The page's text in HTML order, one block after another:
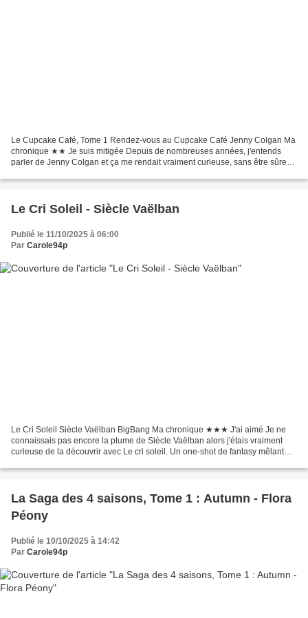
Le Cupcake Café, Tome 1 Rendez-vous au Cupcake Café Jenny Colgan Ma
chronique ★★ Je suis mitigée Depuis de nombreuses années, j'entends
parler de Jenny Colgan et ça me rendait vraiment curieuse, sans être sûre
Le Cri Soleil - Siècle Vaëlban
Publié le 11/10/2025 à 06:00
Par Carole94p
Le Cri Soleil Siècle Vaëlban BigBang Ma chronique ★★★ J'ai aimé Je ne
connaissais pas encore la plume de Siècle Vaëlban alors j'étais vraiment
curieuse de la découvrir avec Le cri soleil. Un one-shot de fantasy mêlant
La Saga des 4 saisons, Tome 1 : Autumn - Flora
Péony
Publié le 10/10/2025 à 14:42
Par Carole94p